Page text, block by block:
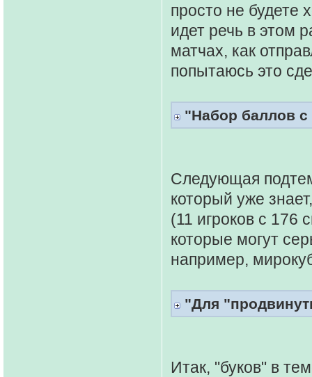
просто не будете
идет речь в этом
матчах, как
попытаюсь это
"Набор баллов
Следующая
который уже
(11 игроков с 176
которые могут
например,
"Для
Итак, "буков" в